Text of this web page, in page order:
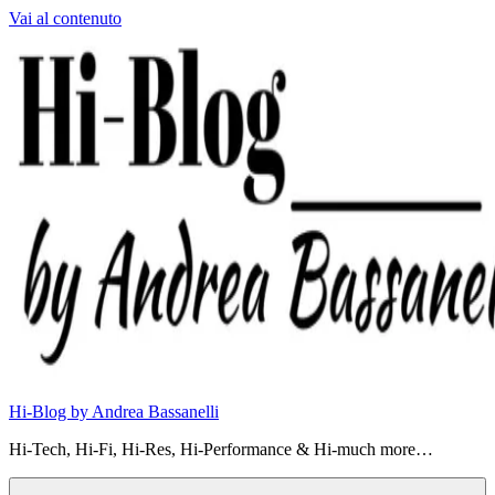
Vai al contenuto
Hi-Blog by Andrea Bassanelli
Hi-Tech, Hi-Fi, Hi-Res, Hi-Performance & Hi-much more…